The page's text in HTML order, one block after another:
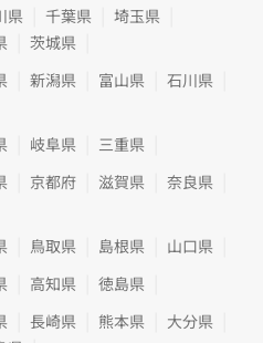
県 千葉県
埼玉県
茨城県
新潟県 富山県
石川県
岐阜県
三重県
京都府 滋賀県
奈良県
鳥取県 島根県
山口県
高知県
徳島県
長崎県 熊本県
大分県